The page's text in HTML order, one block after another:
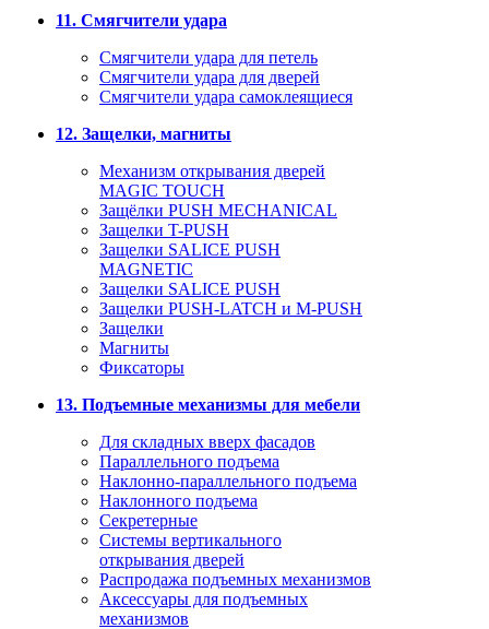
11. Смягчители удара
Смягчители удара для петель
Смягчители удара для дверей
Cмягчители удара самоклеящиеся
12. Защелки, магниты
Механизм открывания дверей
MAGIC TOUCH
Защёлки PUSH MECHANICAL
Защелки T-PUSH
Защелки SALICE PUSH
MAGNETIC
Защелки SALICE PUSH
Защелки PUSH-LATCH и M-PUSH
Защелки
Магниты
Фиксаторы
13. Подъемные механизмы для мебели
Для складных вверх фасадов
Параллельного подъема
Наклонно-параллельного подъема
Наклонного подъема
Секретерные
Системы вертикального
открывания дверей
Распродажа подъемных механизмов
Аксессуары для подъемных
механизмов